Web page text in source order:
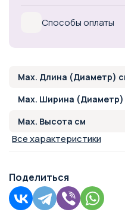
Способы оплаты
Max. Длина (Диаметр)
Max. Ширина (Диаметр)
Max. Высота см
Все характеристики
Поделиться